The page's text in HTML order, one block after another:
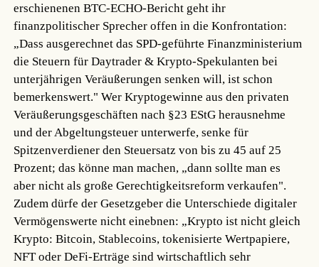
erschienenen BTC-ECHO-Bericht geht ihr
finanzpolitischer Sprecher offen in die Konfrontation:
„Dass ausgerechnet das SPD-geführte Finanzministerium
die Steuern für Daytrader & Krypto-Spekulanten bei
unterjährigen Veräußerungen senken will, ist schon
bemerkenswert." Wer Kryptogewinne aus den privaten
Veräußerungsgeschäften nach §23 EStG herausnehme
und der Abgeltungsteuer unterwerfe, senke für
Spitzenverdiener den Steuersatz von bis zu 45 auf 25
Prozent; das könne man machen, „dann sollte man es
aber nicht als große Gerechtigkeitsreform verkaufen".
Zudem dürfe der Gesetzgeber die Unterschiede digitaler
Vermögenswerte nicht einebnen: „Krypto ist nicht gleich
Krypto: Bitcoin, Stablecoins, tokenisierte Wertpapiere,
NFT oder DeFi-Erträge sind wirtschaftlich sehr